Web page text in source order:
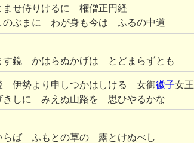
せ侍りけるに 権僧正円経
ぶまに わが身も今は ふるの中道
鏡 かはらぬかげは とどまらずとも
伊勢より申しつかはしける 女御徽子女王
しに みえぬ山路を 思ひやるかな
ば ふもとの草の 露とけぬべし